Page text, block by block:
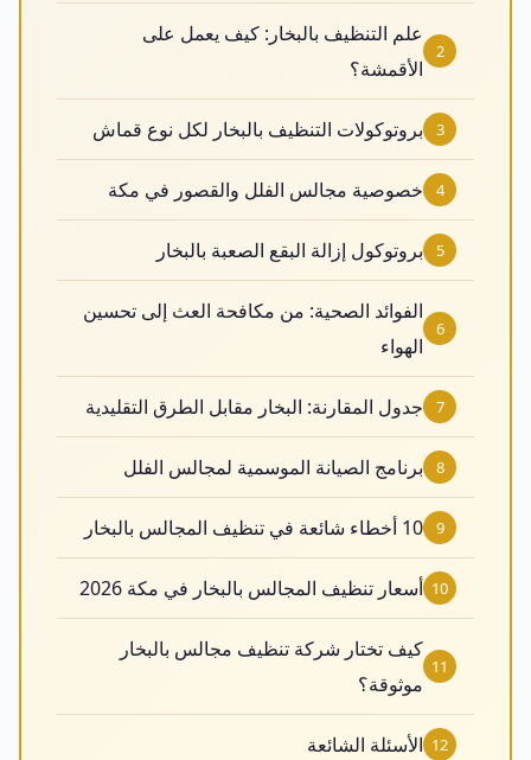
2
علم التنظيف بالبخار: كيف يعمل على
الأقمشة؟
3 بروتوكولات التنظيف بالبخار لكل نوع قماش
4 خصوصية مجالس الفلل والقصور في مكة
5 بروتوكول إزالة البقع الصعبة بالبخار
6
الفوائد الصحية: من مكافحة العث إلى تحسين
الهواء
7 جدول المقارنة: البخار مقابل الطرق التقليدية
8 برنامج الصيانة الموسمية لمجالس الفلل
9 10 أخطاء شائعة في تنظيف المجالس بالبخار
10 أسعار تنظيف المجالس بالبخار في مكة 2026
11
كيف تختار شركة تنظيف مجالس بالبخار
موثوقة؟
12 الأسئلة الشائعة